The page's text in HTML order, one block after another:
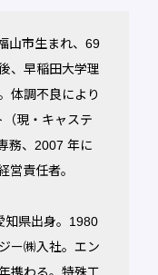
山市生まれ、69
、早稲田大学理
体調不良により
現・キャステ
務、2007 年に
営責任者。
県出身。1980
ー㈱入社。エン